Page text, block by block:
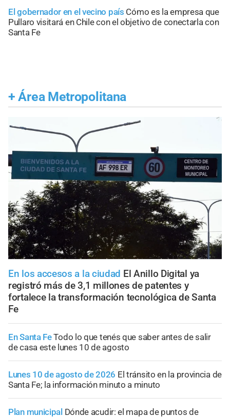
El gobernador en el vecino país Cómo es la empresa que
Pullaro visitará en Chile con el objetivo de conectarla con
Santa Fe
+ Área Metropolitana
En los accesos a la ciudad El Anillo Digital ya
registró más de 3,1 millones de patentes y
fortalece la transformación tecnológica de Santa
Fe
En Santa FeTodo lo que tenés que saber antes de salir
de casa este lunes 10 de agosto
Lunes 10 de agosto de 2026 El tránsito en la provincia de
Santa Fe; la información minuto a minuto
Plan municipal Dónde acudir: el mapa de puntos de